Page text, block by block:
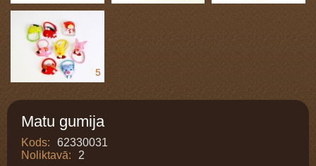
5
Matu gumija
Kods:
62330031
Noliktavā:
2